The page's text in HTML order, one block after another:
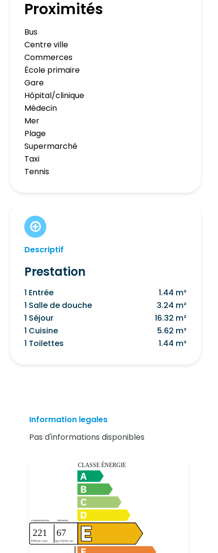
Proximités
Bus
Centre ville
Commerces
École primaire
Gare
Hôpital/clinique
Médecin
Mer
Plage
Supermarché
Taxi
Tennis
Descriptif
Prestation
1 Entrée
1.44 m²
1 Salle de douche
3.24 m²
1 Séjour
16.32 m²
1 Cuisine
5.62 m²
1 Toilettes
1.44 m²
Information legales
Pas d'informations disponibles